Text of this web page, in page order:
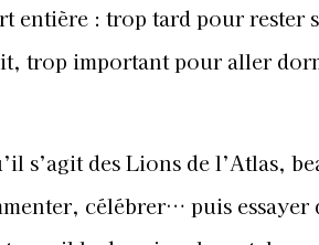
entière : trop tard pour rester
trop important pour aller
s’agit des Lions de l’Atlas,
célébrer… puis essayer